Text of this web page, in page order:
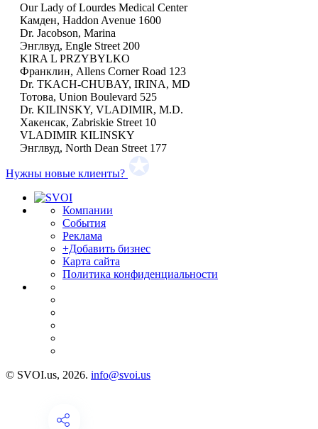
Our Lady of Lourdes Medical Center
Камден, Haddon Avenue 1600
Dr. Jacobson, Marina
Энглвуд, Engle Street 200
KIRA L PRZYBYLKO
Франклин, Allens Corner Road 123
Dr. TKACH-CHUBAY, IRINA, MD
Тотова, Union Boulevard 525
Dr. KILINSKY, VLADIMIR, M.D.
Хакенсак, Zabriskie Street 10
VLADIMIR KILINSKY
Энглвуд, North Dean Street 177
Нужны новые клиенты?
Компании
События
Реклама
+Добавить бизнес
Карта сайта
Политика конфиденциальности
© SVOI.us, 2026. info@svoi.us